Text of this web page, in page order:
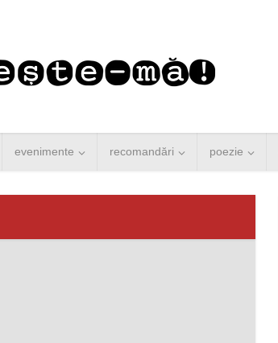
evenimente recomandări poezie